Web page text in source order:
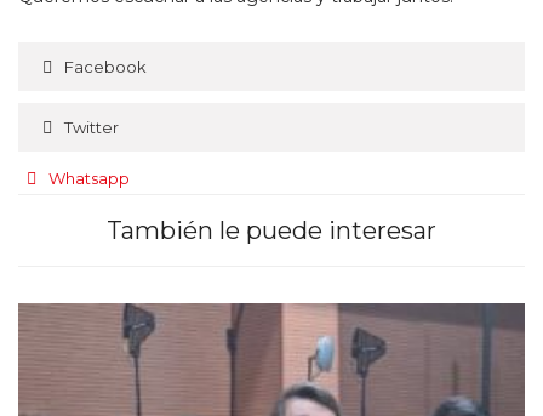
Facebook
Twitter
Whatsapp
También le puede interesar